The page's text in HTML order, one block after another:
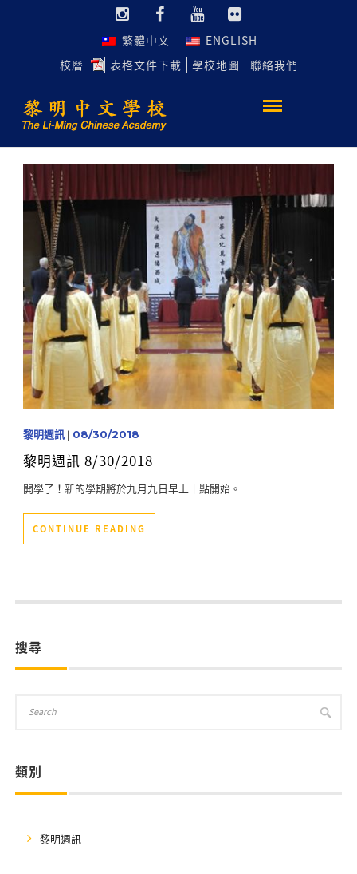
繁體中文
ENGLISH
校曆
表格文件下載 學校地圖 聯絡我們
黎明週訊| 08/30/2018
黎明週訊 8/30/2018
開學了！新的學期將於九月九日早上十點開始。
CONTINUE READING
搜尋
類別
黎明週訊